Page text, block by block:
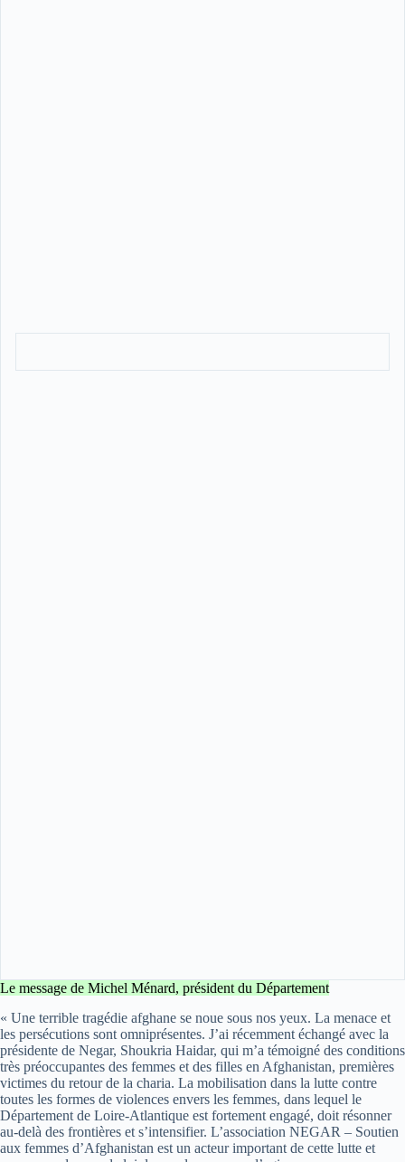
Le message de Michel Ménard, président du Département
« Une terrible tragédie afghane se noue sous nos yeux. La menace et
les persécutions sont omniprésentes. J’ai récemment échangé avec la
présidente de Negar, Shoukria Haidar, qui m’a témoigné des conditions
très préoccupantes des femmes et des filles en Afghanistan, premières
victimes du retour de la charia. La mobilisation dans la lutte contre
toutes les formes de violences envers les femmes, dans lequel le
Département de Loire-Atlantique est fortement engagé, doit résonner
au-delà des frontières et s’intensifier. L’association NEGAR – Soutien
aux femmes d’Afghanistan est un acteur important de cette lutte et